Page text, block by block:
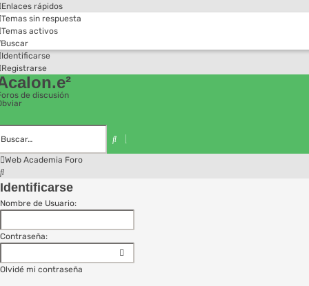
Enlaces rápidos
Temas sin respuesta
Temas activos
Buscar
Identificarse
Registrarse
de discusión
Buscar
avanzada
Web Academia Foro
Buscar
Identificarse
Nombre de Usuario:
Contraseña:
Olvidé mi contraseña